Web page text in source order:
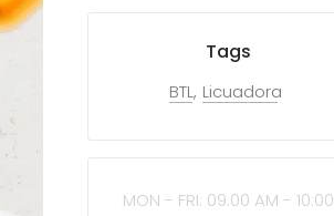
Tags
BTL Licuadora
MON - FRI: 09:00 AM - 10:00